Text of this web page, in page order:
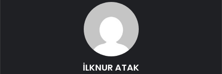
İLKNUR ATAK